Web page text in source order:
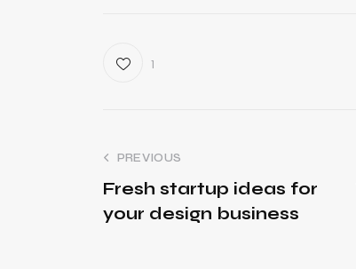
1
PREVIOUS
Fresh startup ideas for
your design business